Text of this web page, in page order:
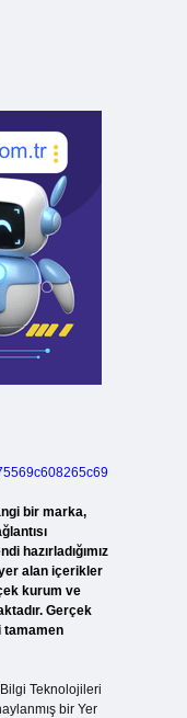
bir marka,
hazırladığımız
alan içerikler
kurum ve
Gerçek
tamamen
Teknolojileri
bir Yer